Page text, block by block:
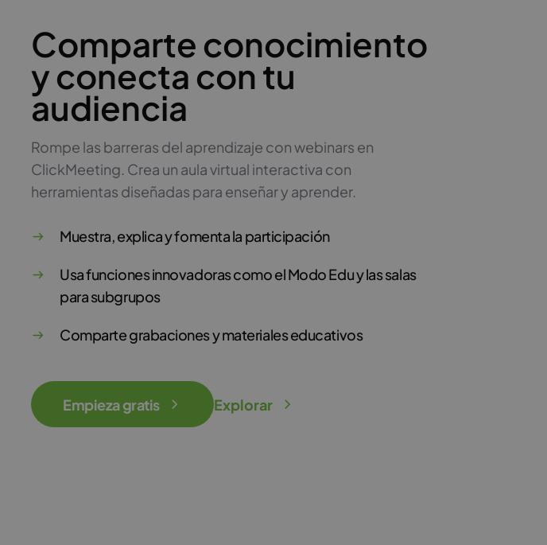
Comparte conocimiento
y conecta con tu
audiencia
Rompe las barreras del aprendizaje con webinars en
ClickMeeting. Crea un aula virtual interactiva con
herramientas diseñadas para enseñar y aprender.
Muestra, explica y fomenta la participación
Usa funciones innovadoras como el Modo Edu y las salas
para subgrupos
Comparte grabaciones y materiales educativos
Empieza gratis Explorar